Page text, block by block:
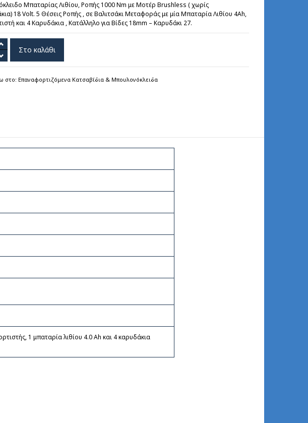
Μπαταρίας Λιθίου, Ροπής 1000 Nm με Μοτέρ Brushless ( χωρίς
18 Volt. 5 Θέσεις Ροπής , σε Βαλιτσάκι Μεταφοράς με μία Μπαταρία Λιθίου 4Ah,
και 4 Καρυδάκια , Κατάλληλο για Βίδες 18mm – Καρυδάκι 27.
στο: Επαναφορτιζόμενα Κατσαβίδια & Μπουλονόκλειδα
1 μπαταρία λιθίου 4.0 Ah και 4 καρυδάκια